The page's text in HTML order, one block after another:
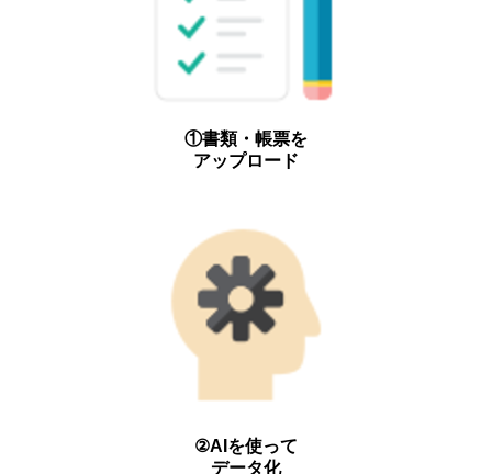
①書類・帳票を
アップロード
②AIを使って
データ化